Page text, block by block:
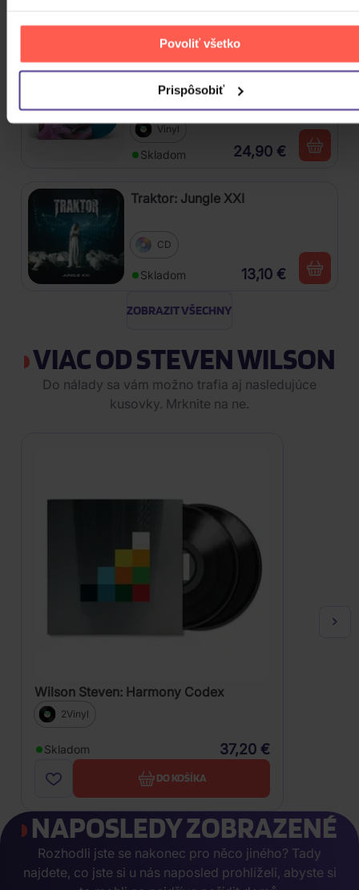
Povoliť všetko
Prispôsobiť
16,30 €
Linkin Park: From Zero (Coloured
Blue Vinyl)
Vinyl
Skladom 24,90 €
Traktor: Jungle XXI
CD
Skladom 13,10 €
ZOBRAZIT VŠECHNY
VIAC OD STEVEN WILSON
Do nálady sa vám možno trafia aj nasledujúce
kusovky. Mrknite na ne.
Wilson Steven: Harmony Codex
2Vinyl
Skladom 37,20 €
DO KOŠÍKA
NAPOSLEDY ZOBRAZENÉ
Rozhodli jste se nakonec pro něco jiného? Tady
najdete, co jste si u nás naposled prohlíželi, abyste si